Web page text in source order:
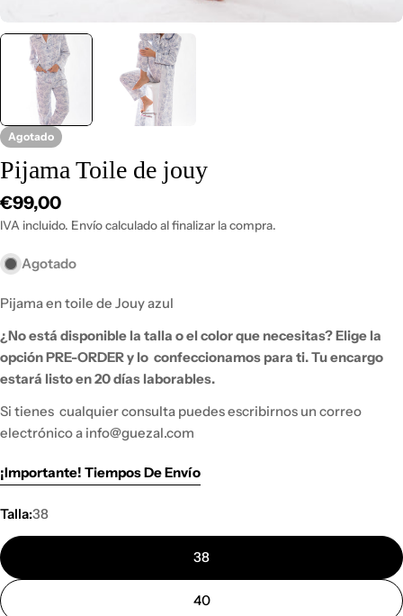
Agotado
Pijama Toile de jouy
Precio
habitual
€99,00
IVA incluido. Envío calculado al finalizar la compra.
Agotado
Pijama en toile de Jouy azul
¿No está disponible la talla o el color que necesitas?Elige la
opción PRE-ORDER y lo confeccionamos para ti.Tu encargo
estará listo en 20 días laborables.
Si tienes cualquier consulta puedes escribirnos un correo
electrónico a info@guezal.com
¡Importante! Tiempos De Envío
Talla:38
38
40